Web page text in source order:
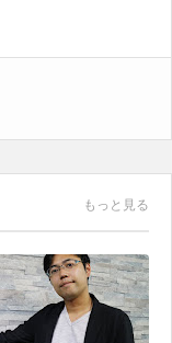
もっと見る